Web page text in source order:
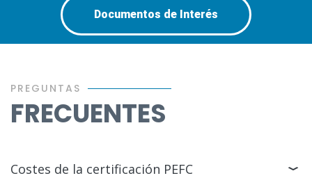
Documentos de Interés
PREGUNTAS
FRECUENTES
Costes de la certificación PEFC